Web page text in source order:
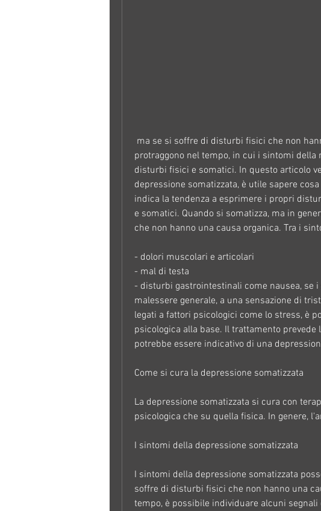
protraggono nel tempo, in cui i sintomi
disturbi fisici e somatici. In questo articolo
depressione somatizzata, è utile sapere
indica la tendenza a esprimere i propri
e somatici. Quando si somatizza, ma in
che non hanno una causa organica. Tra i
- dolori muscolari e articolari
- mal di testa
- disturbi gastrointestinali come nausea, se
malessere generale, a una sensazione di
legati a fattori psicologici come lo stress, è
psicologica alla base. Il trattamento
potrebbe essere indicativo di una
Come si cura la depressione somatizzata
La depressione somatizzata si cura con
psicologica che su quella fisica. In genere,
I sintomi della depressione somatizzata
I sintomi della depressione somatizzata
soffre di disturbi fisici che non hanno una
tempo, è possibile individuare alcuni